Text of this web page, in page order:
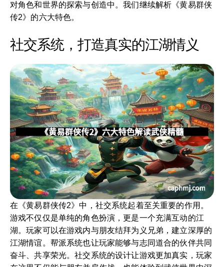
对角色和世界的探索与创造中。我们继续解析《黄易群侠
传2》的六大特色。
社交系统，打造真实的江湖情义
在《黄易群侠传2》中，社交系统起着至关重要的作用。
游戏不仅仅是单纯的角色扮演，更是一个充满互动的江
湖。玩家可以在游戏内与朋友结拜为义兄弟，建立深厚的
江湖情谊。帮派系统也让玩家能够与志同道合的伙伴共同
奋斗、共享荣光。社交系统的设计让游戏更加真实，玩家